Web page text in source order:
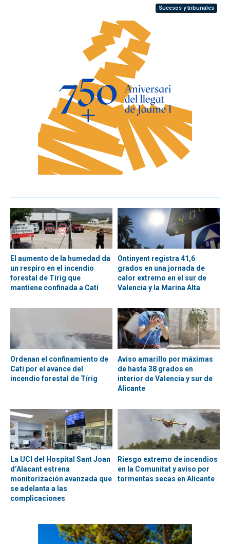
Sucesos y tribunales
El aumento de la humedad da
un respiro en el incendio
forestal de Tírig que
mantiene confinada a Catí
Ontinyent registra 41,6
grados en una jornada de
calor extremo en el sur de
Valencia y la Marina Alta
Ordenan el confinamiento de
Catí por el avance del
incendio forestal de Tírig
Aviso amarillo por máximas
de hasta 38 grados en
interior de Valencia y sur de
Alicante
La UCI del Hospital Sant Joan
d’Alacant estrena
monitorización avanzada que
se adelanta a las
complicaciones
Riesgo extremo de incendios
en la Comunitat y aviso por
tormentas secas en Alicante